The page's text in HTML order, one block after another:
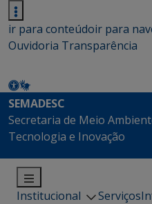
ir para conteúdoir para
Ouvidoria Transparência
SEMADESC
Secretaria de Meio
Tecnologia e Inovação
Institucional Serviços